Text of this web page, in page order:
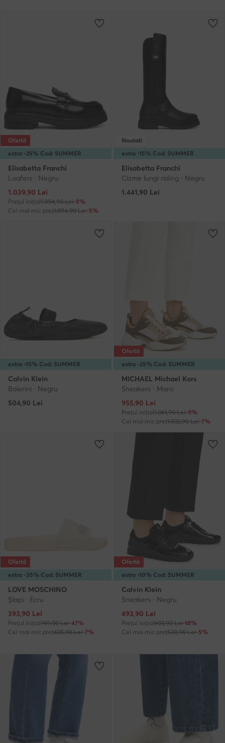
extra -25% Cod: SUMMER
Ofertă
Elisabetta Franchi
Loafers · Negru
Prețul actual
1.039,90 Lei
Prețul inițial1.094,90 Lei-5%
Cel mai mic preț1.094,90 Lei-5%
extra -15% Cod: SUMMER
Noutati
Elisabetta Franchi
Cizme lungi riding · Negru
1.441,90 Lei
extra -15% Cod: SUMMER
Calvin Klein
Balerini · Negru
504,90 Lei
extra -25% Cod: SUMMER
Ofertă
MICHAEL Michael Kors
Sneakers · Maro
Prețul actual
955,90 Lei
Prețul inițial1.061,90 Lei-9%
Cel mai mic preț1.032,90 Lei-7%
extra -35% Cod: SUMMER
Ofertă
LOVE MOSCHINO
Şlapi · Écru
Prețul actual
393,90 Lei
Prețul inițial749,00 Lei-47%
Cel mai mic preț425,90 Lei-7%
extra -10% Cod: SUMMER
Ofertă
Calvin Klein
Sneakers · Negru
Prețul actual
493,90 Lei
Prețul inițial603,90 Lei-18%
Cel mai mic preț520,90 Lei-5%